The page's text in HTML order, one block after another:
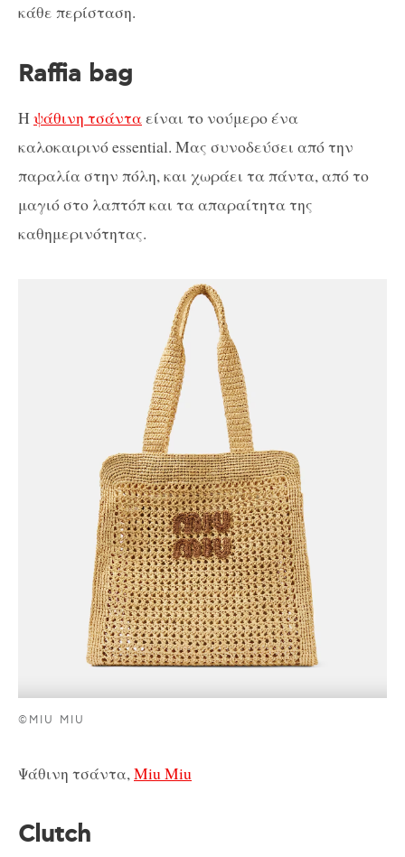
κάθε περίσταση.
Raffia bag
Η ψάθινη τσάνταείναι το νούμερο ένα
καλοκαιρινό essential. Μας συνοδεύσει από την
παραλία στην πόλη, και χωράει τα πάντα, από το
μαγιό στο λαπτόπ και τα απαραίτητα της
καθημερινότητας.
©MIU MIU
Ψάθινη τσάντα,Miu Miu
Clutch